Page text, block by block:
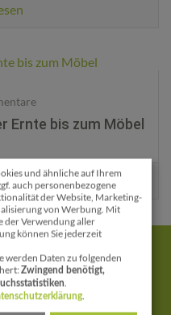
Ernte bis zum Möbel
und ähnliche auf Ihrem
auch personenbezogene
der Website, Marketing-
von Werbung. Mit
der Verwendung aller
können Sie jederzeit
werden Daten zu folgenden
Zwingend benötigt,
.
.